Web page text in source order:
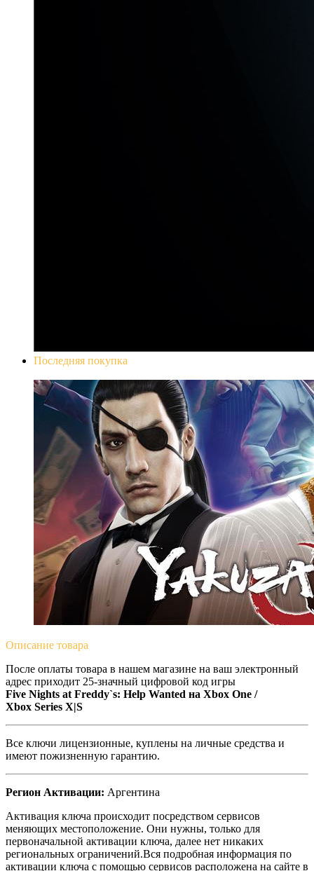
Последняя покупка
Описание товара
После оплаты товара в нашем магазине на ваш электронный
адрес приходит 25-значный цифровой код игры
Five Nights at Freddy`s: Help Wanted на Xbox One /
Xbox Series X|S
Все ключи лицензионные, куплены на личные средства и
имеют пожизненную гарантию.
Регион Активации: Аргентина
Активация ключа происходит посредством сервисов
меняющих местоположение. Они нужны, только для
первоначальной активации ключа, далее нет никаких
региональных ограничений.Вся подробная информация по
активации ключа с помощью сервисов расположена на сайте в